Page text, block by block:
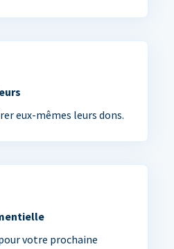
eux-mêmes leurs dons.
votre prochaine